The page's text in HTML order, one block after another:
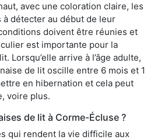
avec une coloration claire, les
détecter au début de leur
doivent être réunies et
est importante pour la
Lorsqu’elle arrive à l’âge adulte,
de lit oscille entre 6 mois et 1
en hibernation et cela peut
voire plus.
de lit à Corme-Écluse ?
qui rendent la vie difficile aux